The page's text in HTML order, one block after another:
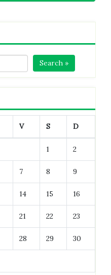
Search »
V S D
1 2
7 8 9
14 15 16
21 22 23
28 29 30